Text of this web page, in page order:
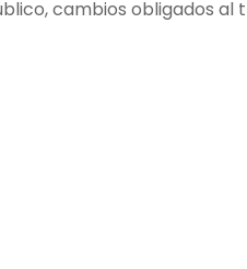
cambios obligados al